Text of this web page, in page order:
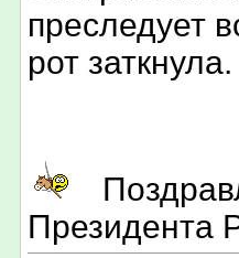
преследует
рот заткнула.
Президента